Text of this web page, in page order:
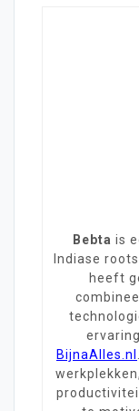
Bebta is
Indiase
heeft
BijnaAlles.nl